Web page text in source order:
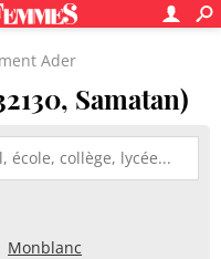
Ader
Samatan)
Monblanc